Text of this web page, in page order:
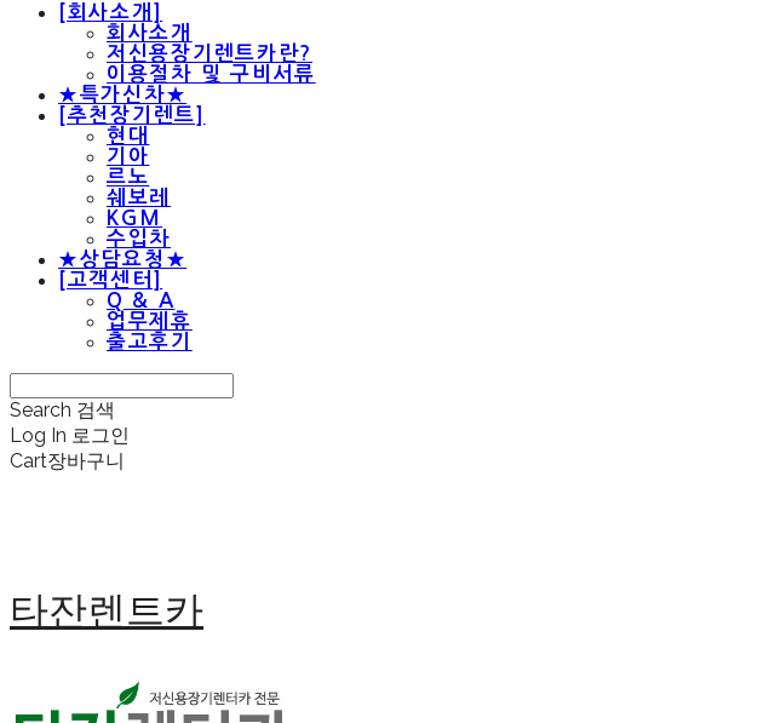
[회사소개]
회사소개
저신용장기렌트카란?
이용절차 및 구비서류
★특가신차★
[추천장기렌트]
현대
기아
르노
쉐보레
KGM
수입차
★상담요청★
[고객센터]
Q & A
업무제휴
출고후기
Search 검색
Log In 로그인
Cart장바구니
타잔렌트카